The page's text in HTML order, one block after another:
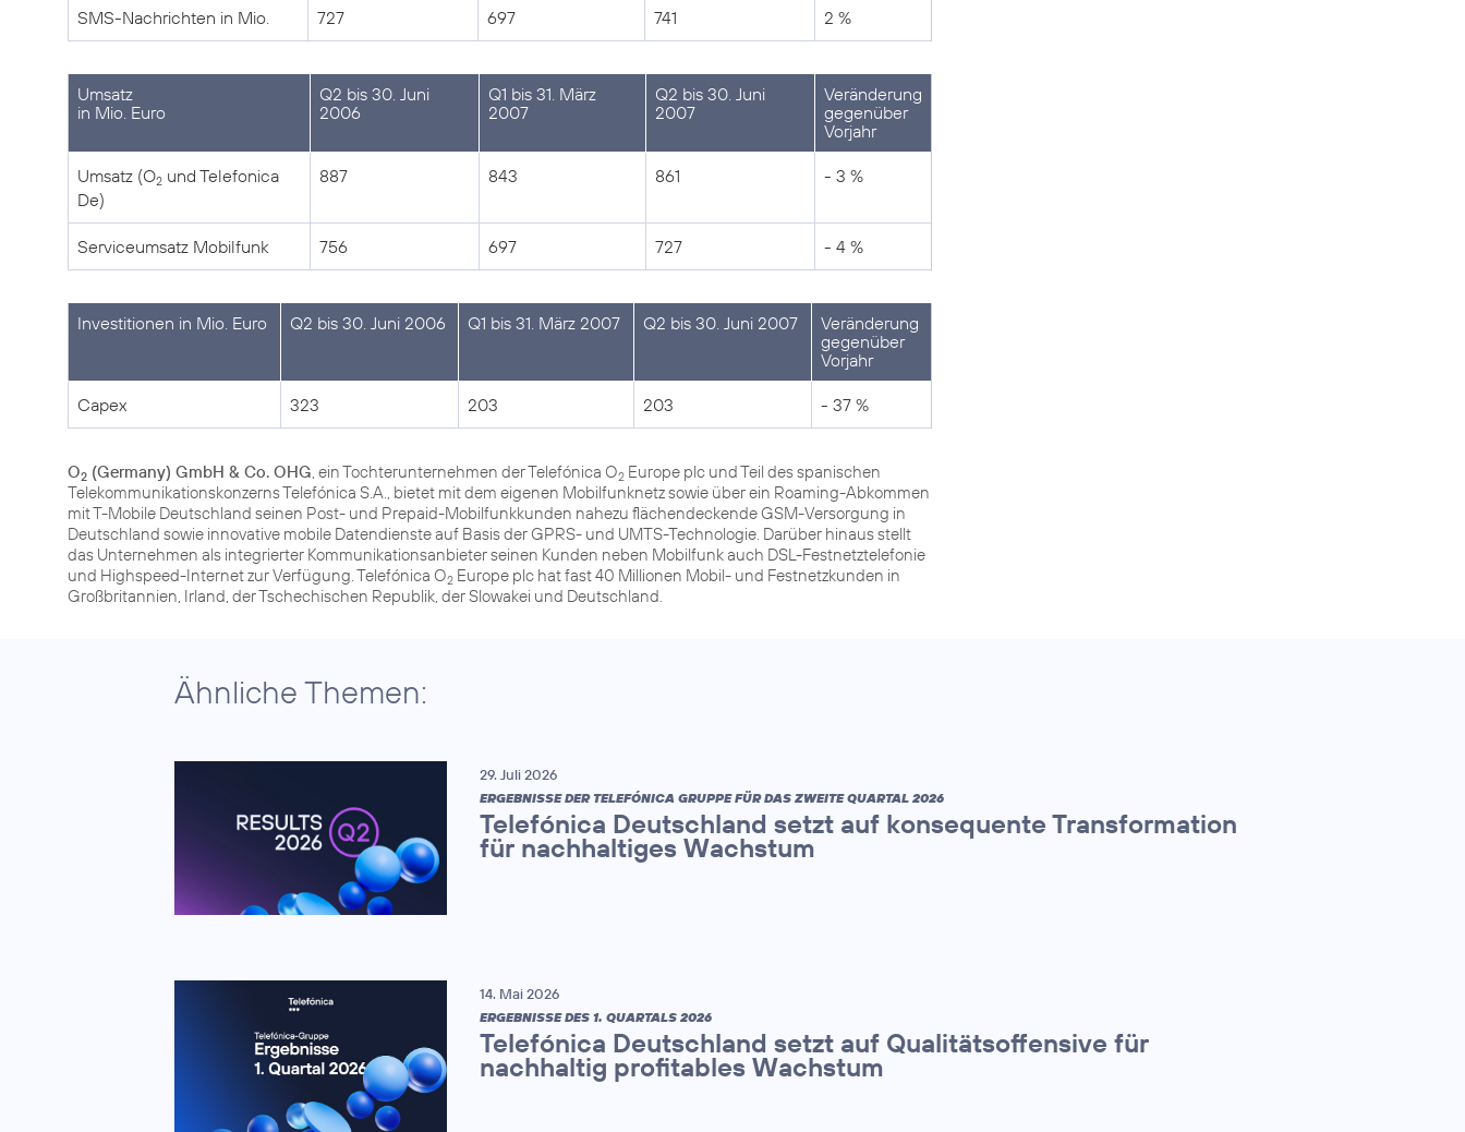
SMS-Nachrichten in Mio. 727 697 741 2 %
Umsatz
in Mio. Euro
Q2 bis 30. Juni
2006
Q1 bis 31. März
2007
Q2 bis 30. Juni
2007
Veränderung
gegenüber
Vorjahr
Umsatz (O2 und Telefonica
De)
887 843 861 - 3 %
Serviceumsatz Mobilfunk 756 697 727 - 4 %
Investitionen in Mio. Euro Q2 bis 30. Juni 2006 Q1 bis 31. März 2007 Q2 bis 30. Juni 2007
Veränderung
gegenüber
Vorjahr
Capex 323 203 203 - 37 %
O2 (Germany) GmbH & Co. OHG, ein Tochterunternehmen der Telefónica O2 Europe plc und Teil des spanischen
Telekommunikationskonzerns Telefónica S.A., bietet mit dem eigenen Mobilfunknetz sowie über ein Roaming-Abkommen
mit T-Mobile Deutschland seinen Post- und Prepaid-Mobilfunkkunden nahezu flächendeckende GSM-Versorgung in
Deutschland sowie innovative mobile Datendienste auf Basis der GPRS- und UMTS-Technologie. Darüber hinaus stellt
das Unternehmen als integrierter Kommunikationsanbieter seinen Kunden neben Mobilfunk auch DSL-Festnetztelefonie
und Highspeed-Internet zur Verfügung. Telefónica O2 Europe plc hat fast 40 Millionen Mobil- und Festnetzkunden in
Großbritannien, Irland, der Tschechischen Republik, der Slowakei und Deutschland.
Ähnliche Themen:
29. Juli 2026
ERGEBNISSE DER TELEFÓNICA GRUPPE FÜR DAS ZWEITE QUARTAL 2026
Telefónica Deutschland setzt auf konsequente Transformation
für nachhaltiges Wachstum
14. Mai 2026
ERGEBNISSE DES 1. QUARTALS 2026
Telefónica Deutschland setzt auf Qualitätsoffensive für
nachhaltig profitables Wachstum